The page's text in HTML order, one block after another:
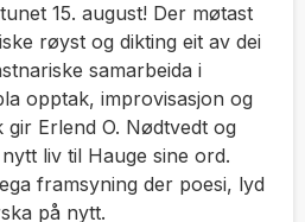
15. august! Der møtast
røyst og dikting eit av dei
samarbeida i
opptak, improvisasjon og
Erlend O. Nødtvedt og
liv til Hauge sine ord.
framsyning der poesi, lyd
på nytt.